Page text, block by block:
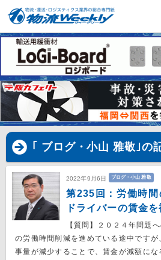
｢ ブログ・小山 雅敬｣の
2022年9月6日 ブログ・小山 雅敬
第235回：労働時
ドライバーの賃金
【質問】２０２４年問題
の労働時間削減を進めている途中です
事量が減少することで、賃金が減額に